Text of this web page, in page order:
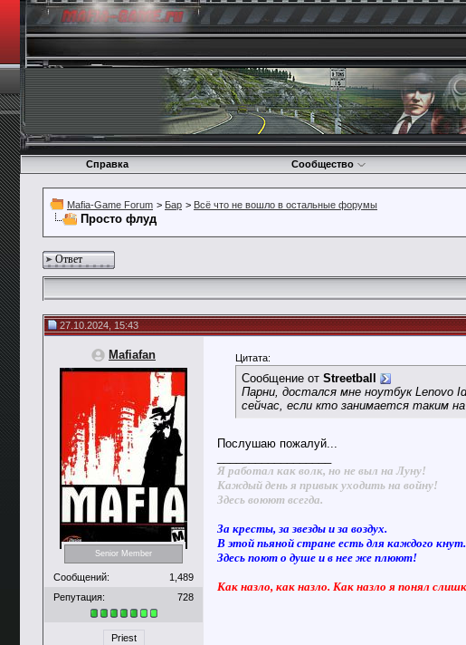
Справка Сообщество
Mafia-Game Forum > Бар > Всё что не вошло в остальные форумы
Просто флуд
Ответ
27.10.2024, 15:43
Mafiafan
Senior Member
Сообщений:
1,489
Репутация:
728
Priest
Цитата:
Сообщение от Streetball
Парни, достался мне ноутбук Lenovo
сейчас, если кто занимается таким
Послушаю пожалуй...
Я работал как волк, но не выл на Луну!
Каждый день я привык уходить на войну!
Здесь воюют всегда.
За кресты, за звезды и за воздух.
В этой пьяной стране есть для каждого кнут.
Здесь поют о душе и в нее же плюют!
Как назло, как назло. Как назло я понял